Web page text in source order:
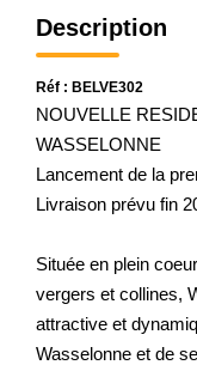
Description
Réf : BELVE302
NOUVELLE
WASSELONNE
Lancement de la
Livraison prévu fin
Située en plein
vergers et collines,
attractive et
Wasselonne et de